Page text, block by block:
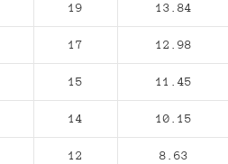
19 13.84
17 12.98
15 11.45
14 10.15
12 8.63